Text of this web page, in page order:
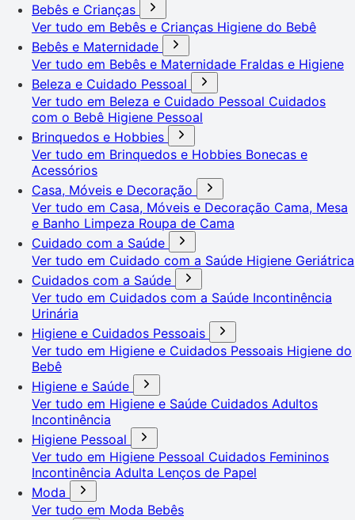
Bebês e Crianças
Ver tudo em Bebês e Crianças Higiene do Bebê
Bebês e Maternidade
Ver tudo em Bebês e Maternidade Fraldas e Higiene
Beleza e Cuidado Pessoal
Ver tudo em Beleza e Cuidado Pessoal Cuidados
com o Bebê Higiene Pessoal
Brinquedos e Hobbies
Ver tudo em Brinquedos e Hobbies Bonecas e
Acessórios
Casa, Móveis e Decoração
Ver tudo em Casa, Móveis e Decoração Cama, Mesa
e Banho Limpeza Roupa de Cama
Cuidado com a Saúde
Ver tudo em Cuidado com a Saúde Higiene Geriátrica
Cuidados com a Saúde
Ver tudo em Cuidados com a Saúde Incontinência
Urinária
Higiene e Cuidados Pessoais
Ver tudo em Higiene e Cuidados Pessoais Higiene do
Bebê
Higiene e Saúde
Ver tudo em Higiene e Saúde Cuidados Adultos
Incontinência
Higiene Pessoal
Ver tudo em Higiene Pessoal Cuidados Femininos
Incontinência Adulta Lenços de Papel
Moda
Ver tudo em Moda Bebês